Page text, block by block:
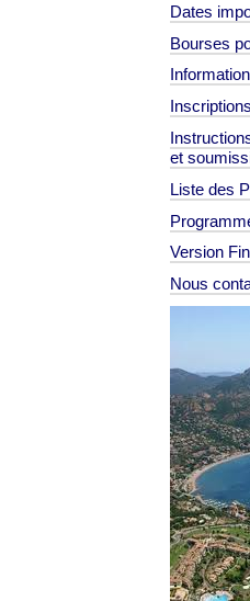
Dates
Bourses
Inscriptions
et
Liste des
Version
Nous